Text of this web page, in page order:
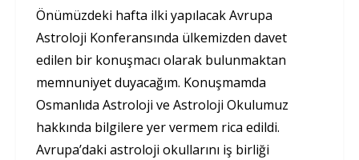
Önümüzdeki hafta ilki yapılacak Avrupa
Astroloji Konferansında ülkemizden davet
edilen bir konuşmacı olarak bulunmaktan
memnuniyet duyacağım. Konuşmamda
Osmanlıda Astroloji ve Astroloji Okulumuz
hakkında bilgilere yer vermem rica edildi.
Avrupa’daki astroloji okullarını iş birliği